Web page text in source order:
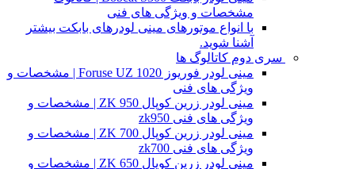
مشخصات و ویژگی های فنی
با انواع موتورهای مینی لودرهای بابکت بیشتر
آشنا شوید.
سری دوم کاتالوگ ها
مینی لودر فوریوز Foruse UZ 1020 | مشخصات و
ویژگی های فنی
مینی لودر زرین کوپال ZK 950 | مشخصات و
ویژگی های فنی zk950
مینی لودر زرین کوپال ZK 700 | مشخصات و
ویژگی های فنی zk700
مینی لودر زرین کوپال ZK 650 | مشخصات و